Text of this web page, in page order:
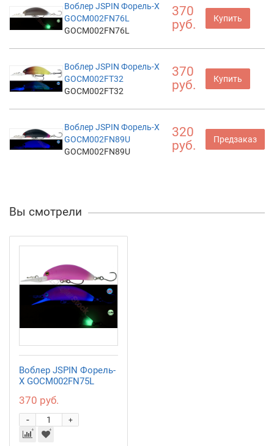
Воблер JSPIN Форель-X
GOCM002FN76L
GOCM002FN76L
370
руб.
Купить
Воблер JSPIN Форель-X
GOCM002FT32
GOCM002FT32
370
руб.
Купить
Воблер JSPIN Форель-X
GOCM002FN89U
GOCM002FN89U
320
руб.
Предзаказ
Вы смотрели
Воблер JSPIN Форель-
X GOCM002FN75L
370 руб.
+
-